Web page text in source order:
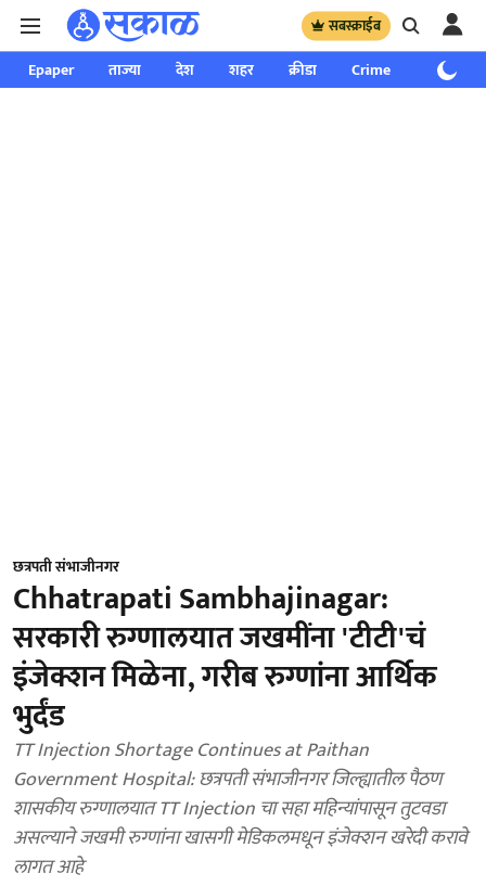
सबस्क्राईब
Epaper ताज्या देश शहर क्रीडा Crime साप्ताहिक
छत्रपती संभाजीनगर
Chhatrapati Sambhajinagar:
सरकारी रुग्णालयात जखमींना 'टीटी'चं
इंजेक्शन मिळेना, गरीब रुग्णांना आर्थिक
भुर्दंड
TT Injection Shortage Continues at Paithan
Government Hospital: छत्रपती संभाजीनगर जिल्ह्यातील पैठण
शासकीय रुग्णालयात TT Injection चा सहा महिन्यांपासून तुटवडा
असल्याने जखमी रुग्णांना खासगी मेडिकलमधून इंजेक्शन खरेदी करावे
लागत आहे